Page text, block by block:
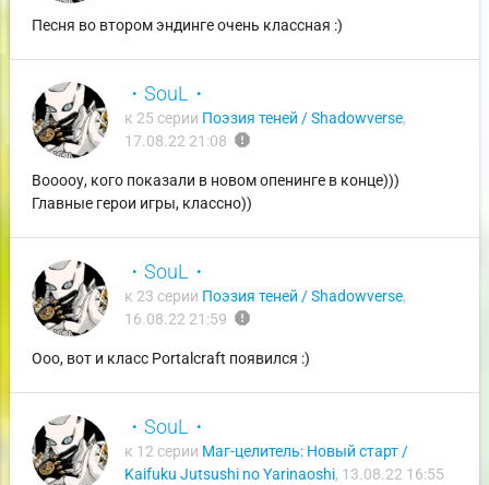
Песня во втором эндинге очень классная :)
・SouL・
к 25 серии Поэзия теней / Shadowverse,
17.08.22 21:08 report
Вооооу, кого показали в новом опенинге в конце)))
Главные герои игры, классно))
・SouL・
к 23 серии Поэзия теней / Shadowverse,
16.08.22 21:59 report
Ооо, вот и класс Portalcraft появился :)
・SouL・
к 12 серии Маг-целитель: Новый старт /
Kaifuku Jutsushi no Yarinaoshi, 13.08.22 16:55